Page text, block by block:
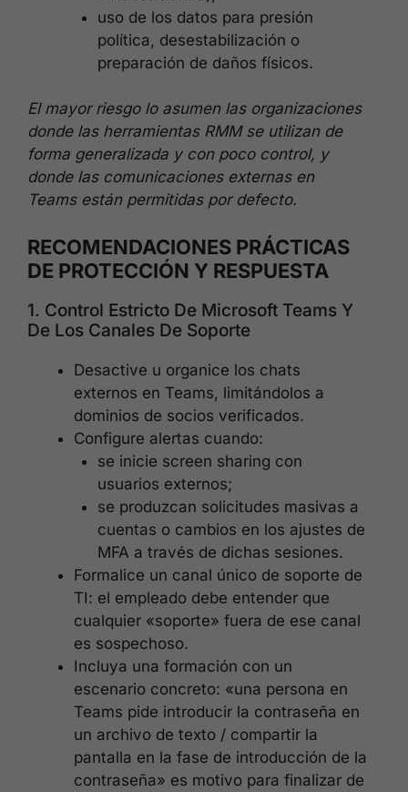
uso de los datos para presión
política, desestabilización o
preparación de daños físicos.
El mayor riesgo lo asumen las organizaciones
donde las herramientas RMM se utilizan de
forma generalizada y con poco control, y
donde las comunicaciones externas en
Teams están permitidas por defecto.
RECOMENDACIONES PRÁCTICAS
DE PROTECCIÓN Y RESPUESTA
1. Control Estricto De Microsoft Teams Y
De Los Canales De Soporte
Desactive u organice los chats
externos en Teams, limitándolos a
dominios de socios verificados.
Configure alertas cuando:
se inicie screen sharing con
usuarios externos;
se produzcan solicitudes masivas a
cuentas o cambios en los ajustes de
MFA a través de dichas sesiones.
Formalice un canal único de soporte de
TI: el empleado debe entender que
cualquier «soporte» fuera de ese canal
es sospechoso.
Incluya una formación con un
escenario concreto: «una persona en
Teams pide introducir la contraseña en
un archivo de texto / compartir la
pantalla en la fase de introducción de la
contraseña» es motivo para finalizar de